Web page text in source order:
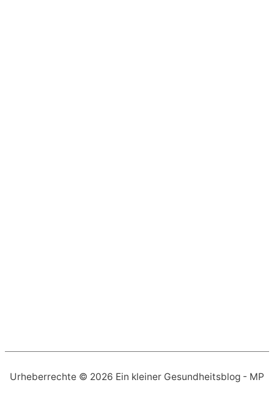
Urheberrechte © 2026 Ein kleiner Gesundheitsblog - MP